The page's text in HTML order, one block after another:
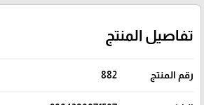
تفاصيل المنتج
رقم المنتج 882